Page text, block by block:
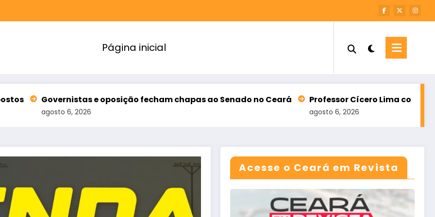
Página inicial
e oposição fecham chapas ao Senado no Ceará Professor Cícero Lima confirma candidatura a
Acesse o Ceará em Revista